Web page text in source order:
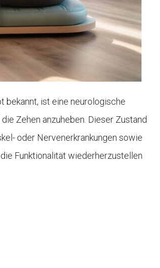
bekannt, ist eine neurologische
Zehen anzuheben. Dieser Zustand
oder Nervenerkrankungen sowie
Funktionalität wiederherzustellen